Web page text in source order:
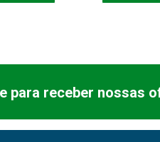
para receber nossas